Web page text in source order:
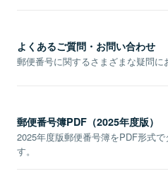
よくあるご質問・お問い合わせ
郵便番号に関するさまざまな疑問に
郵便番号簿PDF（2025年度版）
2025年度版郵便番号簿をPDF形式
す。